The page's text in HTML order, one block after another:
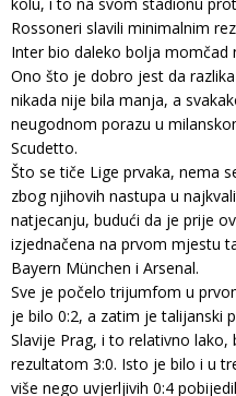
Rossoneri slavili minimalnim
Inter bio daleko bolja momčad
Ono što je dobro jest da
nikada nije bila manja, a
neugodnom porazu u
Scudetto.
Što se tiče Lige prvaka, nema
zbog njihovih nastupa u
natjecanju, budući da je prije
izjednačena na prvom mjestu
Bayern München i Arsenal.
Sve je počelo trijumfom u
je bilo 0:2, a zatim je talijanski
Slavije Prag, i to relativno
rezultatom 3:0. Isto je bilo i u
više nego uvjerljivih 0:4